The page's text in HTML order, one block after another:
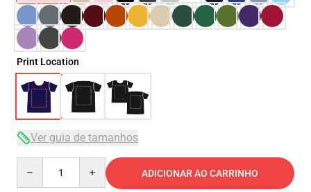
Print Location
Ver guia de tamanhos
ADICIONAR AO CARRINHO